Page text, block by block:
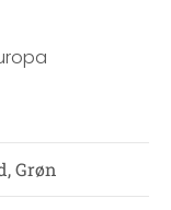
Grøn